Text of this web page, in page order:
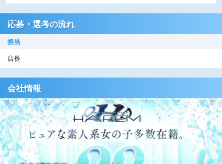
応募・選考の流れ
担当
店長
会社情報